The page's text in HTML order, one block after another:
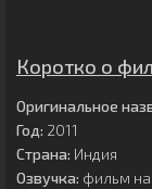
Коротко о
Оригинальное
Год: 2011
Страна: Индия
Озвучка: фильм на